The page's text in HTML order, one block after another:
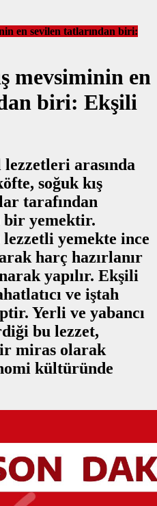
en sevilen tatlarından biri:
mevsiminin en
biri: Ekşili
arasında
soğuk kış
tarafından
bir yemektir.
yemekte ince
harç hazırlanır
yapılır. Ekşili
ve iştah
Yerli ve yabancı
bu lezzet,
miras olarak
kültüründe